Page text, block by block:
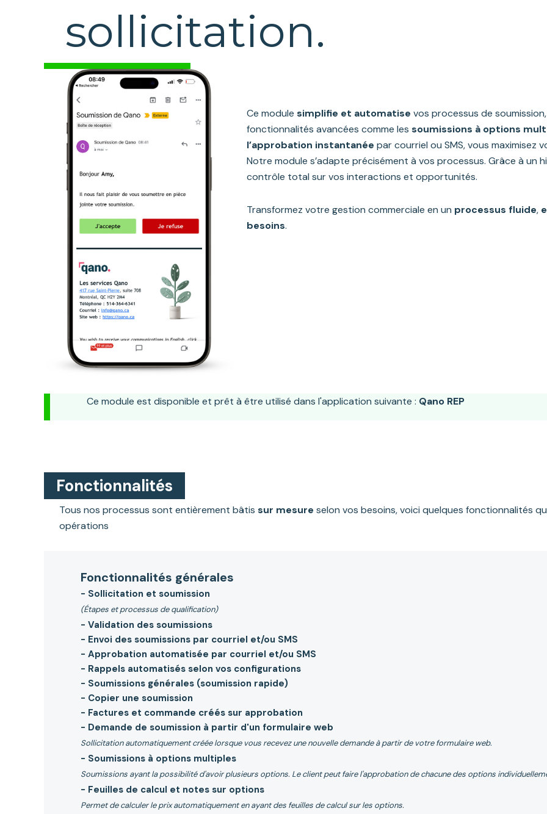
sollicitation.
Ce module simplifie et automatise vos processus de
fonctionnalités avancées comme les soumissions à options
l’approbation instantanée par courriel ou SMS, vous maximisez
Notre module s’adapte précisément à vos processus. Grâce à un
contrôle total sur vos interactions et opportunités.
Transformez votre gestion commerciale en un processus fluide,
besoins.
Ce module est disponible et prêt à être utilisé dans l'application suivante : Qano REP
Fonctionnalités
Tous nos processus sont entièrement bâtis sur mesure selon vos besoins, voici quelques fonctionnalités
opérations
Fonctionnalités générales
- Sollicitation et soumission
(Étapes et processus de qualification)
- Validation des soumissions
- Envoi des soumissions par courriel et/ou SMS
- Approbation automatisée par courriel et/ou SMS
- Rappels automatisés selon vos configurations
- Soumissions générales (soumission rapide)
- Copier une soumission
- Factures et commande créés sur approbation
- Demande de soumission à partir d'un formulaire web
Sollicitation automatiquement créée lorsque vous recevez une nouvelle demande à partir de votre formulaire web.
- Soumissions à options multiples
Soumissions ayant la possibilité d'avoir plusieurs options. Le client peut faire l'approbation de chacune des options
- Feuilles de calcul et notes sur options
Permet de calculer le prix automatiquement en ayant des feuilles de calcul sur les options.